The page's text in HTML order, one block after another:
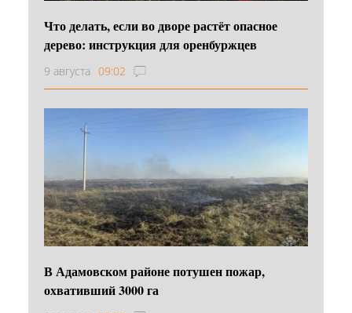
Что делать, если во дворе растёт опасное
дерево: инструкция для оренбуржцев
9 августа 09:02
В Адамовском районе потушен пожар,
охвативший 3000 га